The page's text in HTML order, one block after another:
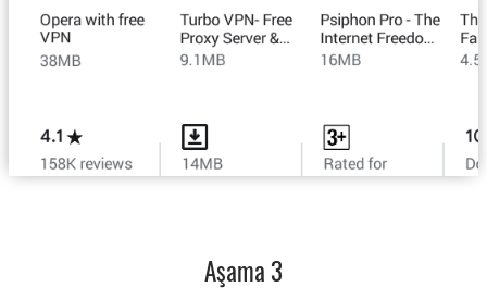
Aşama 3